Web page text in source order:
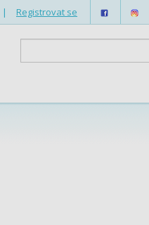
| Registrovat se